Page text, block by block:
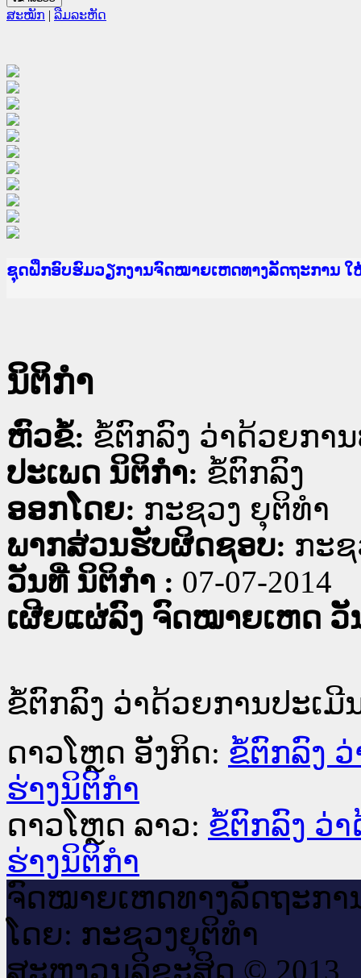
ສະໝັກ | ລືມລະຫັດ
Ministry of Justice Lao PDR
ເຜີຍແຜ່ວັບໄຊຈົດໝາຍເຫດທາງລັດຖະການ ແລະ ແອັ
ກະຊວງຍຸຕິທຳ
ຊຸດຝຶກອົບຮົມວຽກງານຈົດໝາຍເຫດທາງລັດຖະການ
ກອງປະຊຸມທົບທວນຄືນການຈັດຕັ້ງປະຕິບັດວຽກງານຈົ
ຝຶກອົບຮົມ ຜູ່ປະສານງານວຽກງານຈົດໝາຍເຫດທາງລັ
ຝຶກອົບຮົມ ຜູ່ປະສານງານວຽກງານຈົດໝາຍເຫດທາງລັ
ເຜີຍແຜ່ແອັບກົດໝາຍລາວ ແລະ ເວັບໄຊຈົດໝາຍເຫດ
ເຜີຍແຜ່ແອັບກົດໝາຍລາວ ແລະ ເວັບໄຊຈົດໝາຍເຫດ
ຍົກລະດັບວຽກງານຈົດໝາຍເຫດທາງລັດຖະການໃຫ້ຜູ້
ຊຸດຝຶກອົບຮົມວຽກງານຈົດໝາຍເຫດທາງລັດຖະການ ໃ
ນິຕິກໍາ
ຫົວຂໍ້: ຂໍ້ຕົກລົງ ວ່າດ້ວຍກາ
ປະເພດ ນິຕິກໍາ: ຂໍ້ຕົກລົງ
ອອກໂດຍ: ກະຊວງ ຍຸຕິທໍາ
ພາກສ່ວນຮັບຜິດຊອບ: ກະ
ວັນທີ່ ນິຕິກໍາ : 07-07-2014
ເຜີຍແຜ່ລົງ ຈົດໝາຍເຫດ ວັ
ຂໍ້ຕົກລົງ ວ່າດ້ວຍການປະເ
ດາວໂຫຼດ ອັງກິດ: ຂໍ້ຕົກລົງ
ຮ່າງນິຕິກຳ
ດາວໂຫຼດ ລາວ: ຂໍ້ຕົກລົງ ວ່
ຮ່າງນິຕິກຳ
ຈົດ​ໝາຍ​ເຫດ​ທາງ​ລັດ​ຖະ​ກາ
ໂດຍ: ກະ​ຊວງຍຸ​ຕິ​ທຳ
ສະ​ຫງວນ​ລິ​ຂະ​ສິດ © 2013